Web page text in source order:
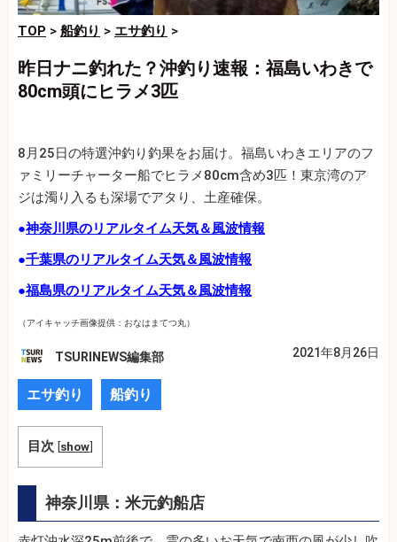
TOP > 船釣り > エサ釣り >
昨日ナニ釣れた？沖釣り速報：福島いわきで
80cm頭にヒラメ3匹
8月25日の特選沖釣り釣果をお届け。福島いわきエリアのフ
ァミリーチャーター船でヒラメ80cm含め3匹！東京湾のア
ジは濁り入るも深場でアタり、土産確保。
●神奈川県のリアルタイム天気＆風波情報
●千葉県のリアルタイム天気＆風波情報
●福島県のリアルタイム天気＆風波情報
（アイキャッチ画像提供：おなはまてつ丸）
TSURINEWS編集部 2021年8月26日
エサ釣り 船釣り
目次 [show]
神奈川県：米元釣船店